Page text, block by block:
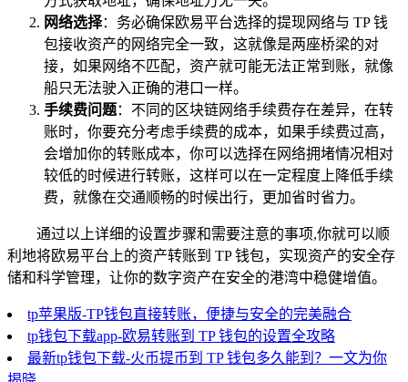
网络选择：务必确保欧易平台选择的提现网络与 TP 钱
包接收资产的网络完全一致，这就像是两座桥梁的对
接，如果网络不匹配，资产就可能无法正常到账，就像
船只无法驶入正确的港口一样。
手续费问题：不同的区块链网络手续费存在差异，在转
账时，你要充分考虑手续费的成本，如果手续费过高，
会增加你的转账成本，你可以选择在网络拥堵情况相对
较低的时候进行转账，这样可以在一定程度上降低手续
费，就像在交通顺畅的时候出行，更加省时省力。
通过以上详细的设置步骤和需要注意的事项,你就可以顺
利地将欧易平台上的资产转账到 TP 钱包，实现资产的安全存
储和科学管理，让你的数字资产在安全的港湾中稳健增值。
tp苹果版-TP钱包直接转账，便捷与安全的完美融合
tp钱包下载app-欧易转账到 TP 钱包的设置全攻略
最新tp钱包下载-火币提币到 TP 钱包多久能到？一文为你